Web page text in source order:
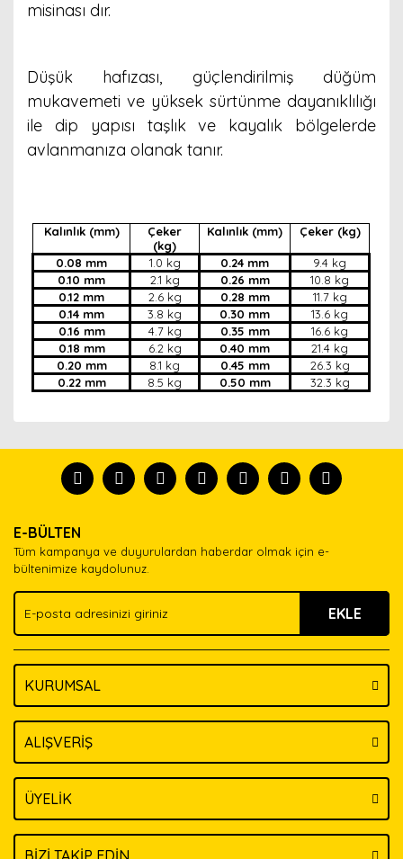
misinası dır.
Düşük hafızası, güçlendirilmiş düğüm
mukavemeti ve yüksek sürtünme dayanıklılığı
ile dip yapısı taşlık ve kayalık bölgelerde
avlanmanıza olanak tanır.
Kalınlık (mm)
Çeker
(kg)
Kalınlık (mm) Çeker (kg)
0.08 mm 1.0 kg 0.24 mm
9.4 kg
0.10 mm
2.1 kg 0.26 mm
10.8 kg
0.12 mm
2.6 kg 0.28 mm
11.7 kg
0.14 mm
3.8 kg 0.30 mm
13.6 kg
0.16 mm
4.7 kg 0.35 mm
16.6 kg
0.18 mm
6.2 kg 0.40 mm
21.4 kg
0.20 mm
8.1 kg 0.45 mm
26.3 kg
0.22 mm
8.5 kg 0.50 mm 32.3 kg
tanısın.
formunu kullanarak tarafımıza iletebilirsiniz.
Görüş ve önerileriniz için teşekkür ederiz.
Ürün açıklamasında eksik bilgiler bulunuyor.
Ürün bilgilerinde hatalar bulunuyor.
Ürün fiyatı diğer sitelerden daha pahalı.
Bu ürüne benzer farklı alternatifler olmalı.
E-BÜLTEN
Tüm kampanya ve duyurulardan haberdar olmak için e-
bültenimize kaydolunuz.
EKLE
KURUMSAL
ALIŞVERİŞ
ÜYELİK
BİZİ TAKİP EDİN